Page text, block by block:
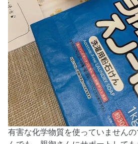
有害な化学物質を使っていません